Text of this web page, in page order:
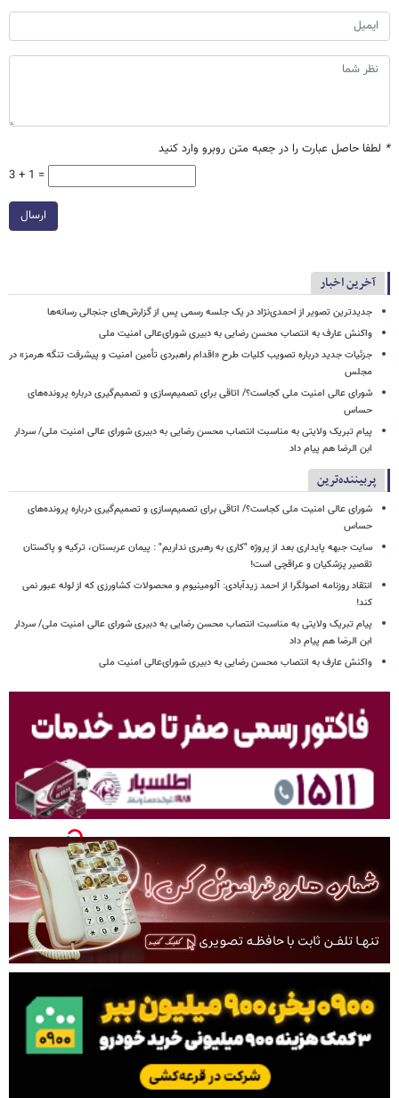
* لطفا حاصل عبارت را در جعبه متن روبرو وارد کنید
3 + 1 =
ارسال
آخرین اخبار
جدیدترین تصویر از احمدی‌نژاد در یک جلسه رسمی پس از گزارش‌های جنجالی رسانه‌ها
واکنش عارف به انتصاب محسن رضایی به دبیری شورای‌عالی امنیت ملی
جزئیات جدید درباره تصویب کلیات طرح «اقدام راهبردی تأمین امنیت و پیشرفت تنگه هرمز» در
مجلس
شورای عالی امنیت ملی کجاست؟/ اتاقی برای تصمیم‌سازی و تصمیم‌گیری درباره پرونده‌های
حساس
پیام تبریک ولایتی به مناسبت انتصاب محسن رضایی به دبیری شورای عالی امنیت ملی/ سردار
ابن الرضا هم پیام داد
پربیننده‌ترین
شورای عالی امنیت ملی کجاست؟/ اتاقی برای تصمیم‌سازی و تصمیم‌گیری درباره پرونده‌های
حساس
سایت جبهه پایداری بعد از پروژه "کاری به رهبری نداریم" : پیمان عربستان، ترکیه و پاکستان
تقصیر پزشکیان و عراقچی است!
انتقاد روزنامه اصولگرا از احمد زیدآبادی: آلومینیوم و محصولات کشاورزی که از لوله عبور نمی
کند!
پیام تبریک ولایتی به مناسبت انتصاب محسن رضایی به دبیری شورای عالی امنیت ملی/ سردار
ابن الرضا هم پیام داد
واکنش عارف به انتصاب محسن رضایی به دبیری شورای‌عالی امنیت ملی